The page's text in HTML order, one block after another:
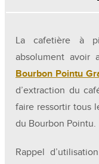
La cafetière à
absolument avoir
Bourbon Pointu
d’extraction du
faire ressortir tous
du Bourbon Pointu.
Rappel